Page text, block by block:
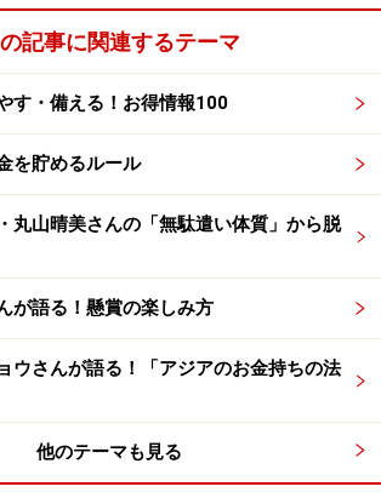
いる優待銘柄はダスキン＜4665＞で、
ードーナツが好きだから（ダスキンに
スとミスタードーナツ事業がある）」
よかった株主優待エピソードを
ださい。エピソードの採用で3000円分
券をもれなくプレゼント
ーーーーーーーー
回答者コメントは原文に準拠していま
稿者の当時のものです。現在とはサー
記事に関連するテーマ
す・備える！お得情報100
を貯めるルール
丸山晴美さんの「無駄遣い体質」から脱
が語る！懸賞の楽しみ方
ウさんが語る！「アジアのお金持ちの法
他のテーマも見る